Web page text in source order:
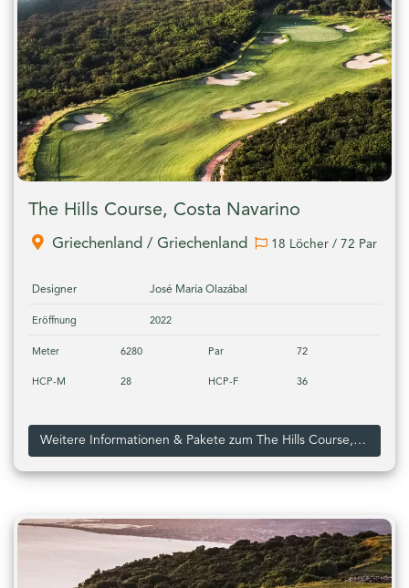
The Hills Course, Costa Navarino
Griechenland / Griechenland 18 Löcher / 72 Par
Designer José Marίa Olazábal
Eröffnung 2022
Meter 6280 Par 72
HCP-M 28 HCP-F 36
Weitere Informationen & Pakete zum The Hills Course, Costa Navarino